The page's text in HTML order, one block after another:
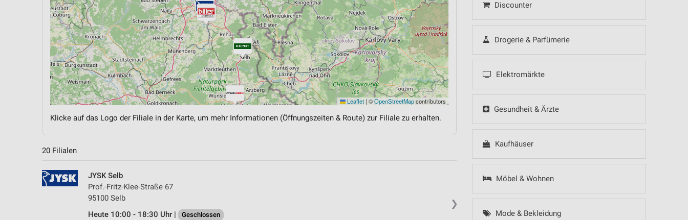
Discounter
Drogerie & Parfümerie
Elektromärkte
Gesundheit & Ärzte
Kaufhäuser
Möbel & Wohnen
Mode & Bekleidung
Leaflet | ©OpenStreetMapcontributors
Klicke auf das Logo der Filiale in der Karte, um mehr Informationen (Öffnungszeiten & Route) zur Filiale zu erhalten.
20 Filialen
❯
JYSK Selb
Prof.-Fritz-Klee-Straße 67
95100 Selb
Heute 10:00 - 18:30 Uhr |
Geschlossen